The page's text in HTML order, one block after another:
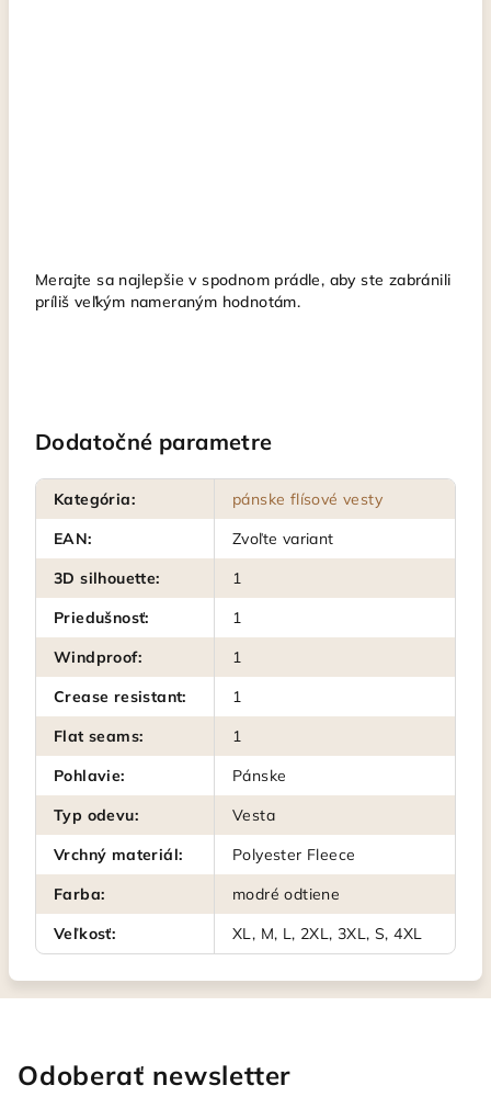
Merajte sa najlepšie v spodnom prádle, aby ste zabránili
príliš veľkým nameraným hodnotám.
Dodatočné parametre
Kategória:
pánske flísové vesty
EAN:
Zvoľte variant
3D silhouette:
1
Priedušnosť:
1
Windproof:
1
Crease resistant:
1
Flat seams:
1
Pohlavie:
Pánske
Typ odevu:
Vesta
Vrchný materiál:
Polyester Fleece
Farba:
modré odtiene
Veľkosť: XL, M, L, 2XL, 3XL, S, 4XL
Odoberať newsletter